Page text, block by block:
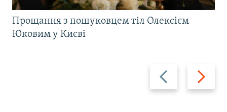
Назад Вперед
Прощання з пошуковцем тіл Олексієм
Юковим у Києві